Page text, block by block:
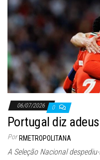
06/07/2026 0
Portugal diz
Por RMETROPOLITANA
A Seleção Nacional